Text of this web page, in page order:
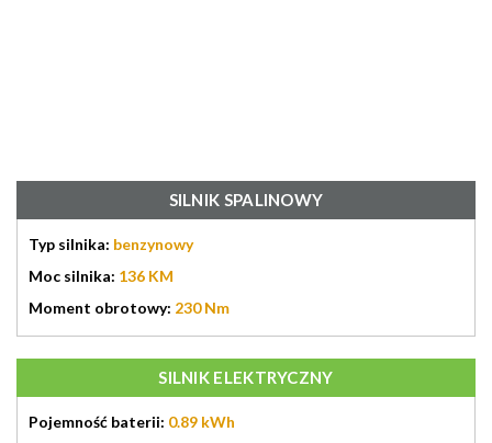
SILNIK SPALINOWY
Typ silnika: benzynowy
Moc silnika: 136 KM
Moment obrotowy: 230 Nm
SILNIK ELEKTRYCZNY
Pojemność baterii: 0.89 kWh